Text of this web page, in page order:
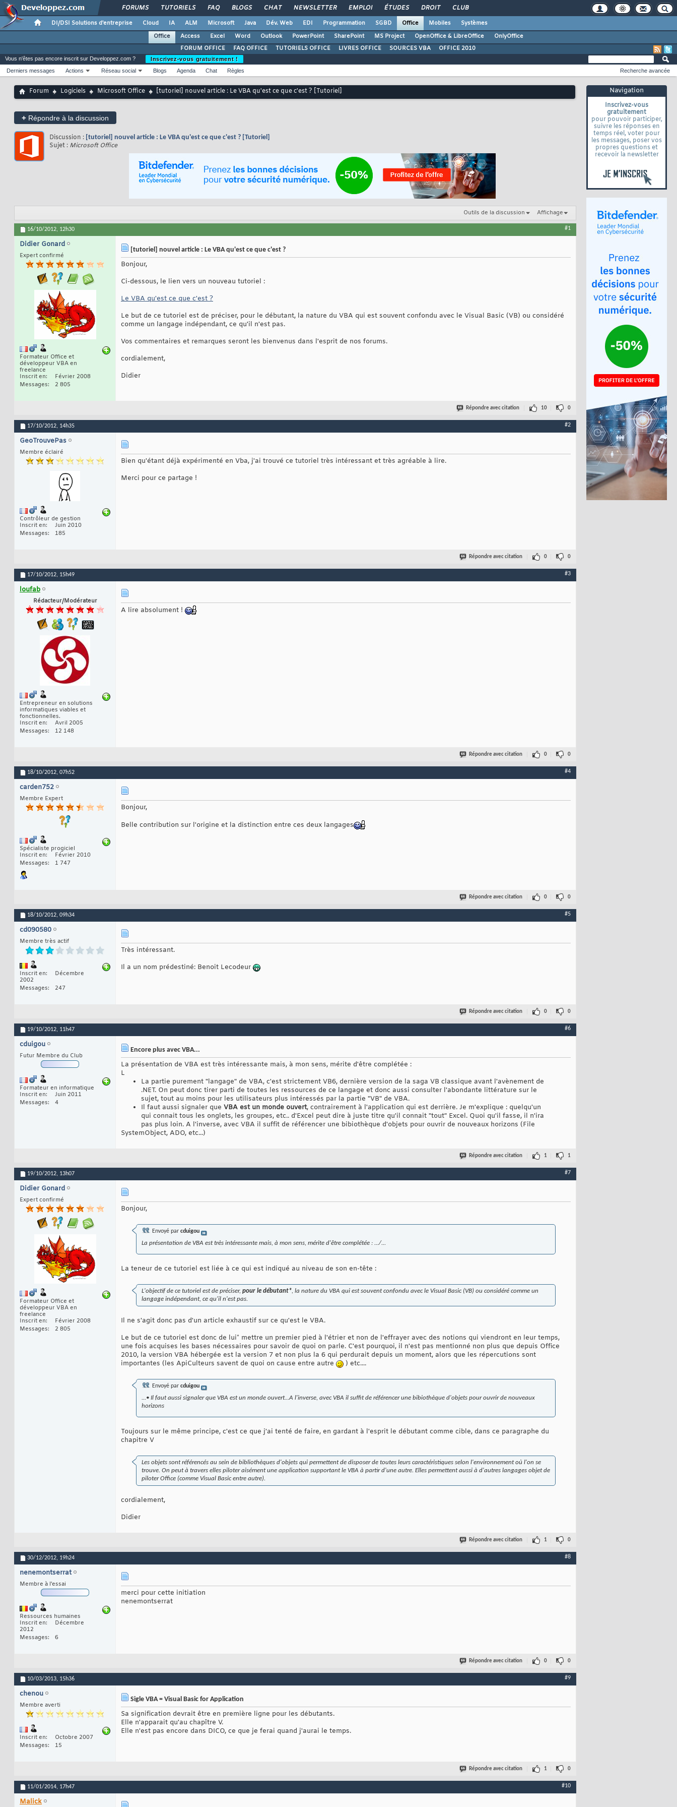
FORUMS TUTORIELS FAQ BLOGS CHAT NEWSLETTER EMPLOI ÉTUDES DROIT CLUB
DI/DSI Solutions d'entreprise Cloud IA ALM Microsoft Java Dév. Web EDI Programmation SGBD Office Mobiles
Systèmes
Office
Access Excel Word Outlook PowerPoint SharePoint MS Project OpenOffice & LibreOffice
OnlyOffice
FORUM OFFICE
FAQ OFFICE TUTORIELS OFFICE LIVRES OFFICE SOURCES VBA OFFICE 2010
Navigation
Inscrivez-vous
gratuitement
pour pouvoir participer,
suivre les réponses en
temps réel, voter pour
les messages, poser vos
propres questions et
recevoir la newsletter
Vous n'êtes pas encore inscrit sur Developpez.com ?
Inscrivez-vous gratuitement !
Derniers messages
Actions Réseau social Blogs Agenda Chat Règles Recherche avancée
Forum Logiciels Microsoft Office [tutoriel] nouvel article : Le VBA qu'est ce que c'est ? [Tutoriel]
+ Répondre à la discussion
Discussion : [tutoriel] nouvel article : Le VBA qu'est ce que c'est ? [Tutoriel]
Sujet : Microsoft Office
Outils de la discussion Affichage
16/10/2012, 12h30 #1
Didier Gonard
Expert confirmé
Formateur Office et
développeur VBA en
freelance
Inscrit en
Février 2008
Messages
2 805
[tutoriel] nouvel article : Le VBA qu'est ce que c'est ?
Bonjour,
Ci-dessous, le lien vers un nouveau tutoriel :
Le VBA qu'est ce que c'est ?
Le but de ce tutoriel est de préciser, pour le débutant, la nature du VBA qui est souvent confondu avec le Visual Basic (VB) ou considéré
comme un langage indépendant, ce qu'il n'est pas.
Vos commentaires et remarques seront les bienvenus dans l'esprit de nos forums.
cordialement,
Didier
Répondre avec citation 10 0
17/10/2012, 14h35 #2
GeoTrouvePas
Membre éclairé
Contrôleur de gestion
Inscrit en
Juin 2010
Messages
185
Bien qu'étant déjà expérimenté en Vba, j'ai trouvé ce tutoriel très intéressant et très agréable à lire.
Merci pour ce partage !
Répondre avec citation 0 0
17/10/2012, 15h49 #3
loufab
Rédacteur/Modérateur
Entrepreneur en solutions
informatiques viables et
fonctionnelles.
Inscrit en
Avril 2005
Messages
12 148
A lire absolument !
Répondre avec citation 0 0
18/10/2012, 07h52 #4
carden752
Membre Expert
Spécialiste progiciel
Inscrit en
Février 2010
Messages
1 747
Bonjour,
Belle contribution sur l'origine et la distinction entre ces deux langages
Répondre avec citation 0 0
18/10/2012, 09h34 #5
cd090580
Membre très actif
Inscrit en
Décembre
2002
Messages
247
Très intéressant.
Il a un nom prédestiné: Benoit Lecodeur
Répondre avec citation 0 0
19/10/2012, 11h47 #6
cduigou
Futur Membre du Club
Formateur en informatique
Inscrit en
Juin 2011
Messages
4
Encore plus avec VBA...
La présentation de VBA est très intéressante mais, à mon sens, mérite d'être complétée :
L
La partie purement "langage" de VBA, c'est strictement VB6, dernière version de la saga VB classique avant l'avènement de
.NET. On peut donc tirer parti de toutes les ressources de ce langage et donc aussi consulter l'abondante littérature sur le
sujet, tout au moins pour les utilisateurs plus intéressés par la partie "VB" de VBA.
Il faut aussi signaler que VBA est un monde ouvert, contrairement à l'application qui est derrière. Je m'explique : quelqu'un
qui connait tous les onglets, les groupes, etc.. d'Excel peut dire à juste titre qu'il connait "tout" Excel. Quoi qu'il fasse, il n'ira
pas plus loin. A l'inverse, avec VBA il suffit de référencer une bibiothèque d'objets pour ouvrir de nouveaux horizons (File
SystemObject, ADO, etc...)
Répondre avec citation 1 1
19/10/2012, 13h07 #7
Didier Gonard
Expert confirmé
Formateur Office et
développeur VBA en
freelance
Inscrit en
Février 2008
Messages
2 805
Bonjour,
Envoyé par cduigou
La présentation de VBA est très intéressante mais, à mon sens, mérite d'être complétée : .../...
La teneur de ce tutoriel est liée à ce qui est indiqué au niveau de son en-tête :
L'objectif de ce tutoriel est de préciser, pour le débutant*, la nature du VBA qui est souvent confondu avec le Visual Basic (VB) ou considéré comme un
langage indépendant, ce qu'il n'est pas.
Il ne s'agit donc pas d'un article exhaustif sur ce qu'est le VBA.
Le but de ce tutoriel est donc de lui* mettre un premier pied à l'étrier et non de l'effrayer avec des notions qui viendront en leur temps,
une fois acquises les bases nécessaires pour savoir de quoi on parle. C'est pourquoi, il n'est pas mentionné non plus que depuis Office
2010, la version VBA hébergée est la version 7 et non plus la 6 qui perdurait depuis un moment, alors que les répercutions sont
importantes (les ApiCulteurs savent de quoi on cause entre autre
) etc....
Envoyé par cduigou
...• Il faut aussi signaler que VBA est un monde ouvert...A l'inverse, avec VBA il suffit de référencer une bibiothèque d'objets pour ouvrir de nouveaux
horizons
Toujours sur le même principe, c'est ce que j'ai tenté de faire, en gardant à l'esprit le débutant comme cible, dans ce paragraphe du
chapitre V
Les objets sont référencés au sein de bibliothèques d'objets qui permettent de disposer de toutes leurs caractéristiques selon l'environnement où l'on se
trouve. On peut à travers elles piloter aisément une application supportant le VBA à partir d'une autre. Elles permettent aussi à d'autres langages objet de
piloter Office (comme Visual Basic entre autre).
cordialement,
Didier
Répondre avec citation 1 0
30/12/2012, 19h24 #8
nenemontserrat
Membre à l'essai
Ressources humaines
Inscrit en
Décembre
2012
Messages
6
merci pour cette initiation
nenemontserrat
Répondre avec citation 0 0
10/03/2013, 15h36 #9
chenou
Membre averti
Inscrit en
Octobre 2007
Messages
15
Sigle VBA = Visual Basic for Application
Sa signification devrait être en première ligne pour les débutants.
Elle n'apparait qu'au chapître V.
Elle n'est pas encore dans DICO, ce que je ferai quand j'aurai le temps.
Répondre avec citation 1 0
11/01/2014, 17h47 #10
Malick